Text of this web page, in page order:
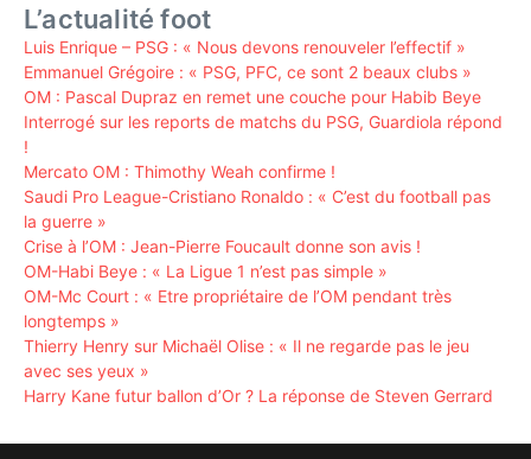
L’actualité foot
Luis Enrique – PSG : « Nous devons renouveler l’effectif »
Emmanuel Grégoire : « PSG, PFC, ce sont 2 beaux clubs »
OM : Pascal Dupraz en remet une couche pour Habib Beye
Interrogé sur les reports de matchs du PSG, Guardiola répond
!
Mercato OM : Thimothy Weah confirme !
Saudi Pro League-Cristiano Ronaldo : « C’est du football pas
la guerre »
Crise à l’OM : Jean-Pierre Foucault donne son avis !
OM-Habi Beye : « La Ligue 1 n’est pas simple »
OM-Mc Court : « Etre propriétaire de l’OM pendant très
longtemps »
Thierry Henry sur Michaël Olise : « Il ne regarde pas le jeu
avec ses yeux »
Harry Kane futur ballon d’Or ? La réponse de Steven Gerrard